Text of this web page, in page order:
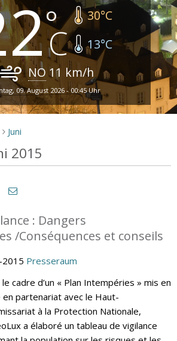
30°C
13°C
NO 11 km/h
09. August 2026 - 00:45 Uhr
> Juni
2015
: Dangers
/Conséquences et conseils
Presseraum
le cadre d’un « Plan Intempéries » mis en
en partenariat avec le Haut-
à la Protection Nationale,
a élaboré un tableau de vigilance